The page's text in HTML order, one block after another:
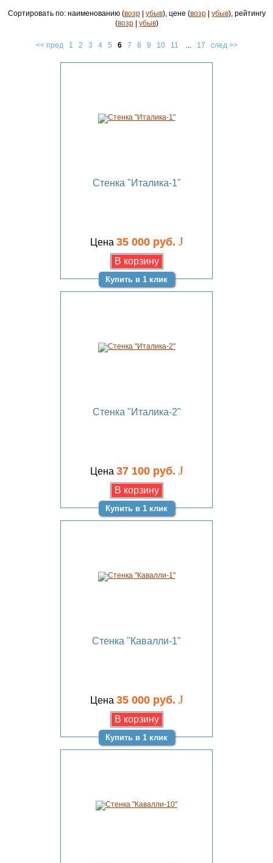
Сортировать по: наименованию (возр| убыв), цене (возр| убыв), рейтингу
(возр| убыв)
<< пред 1 2 3 4 5 6 7 8 9 10 11 ... 17 след >>
Стенка "Италика-1"
Цена 35 000 руб. J
Купить в 1 клик
Стенка "Италика-2"
Цена 37 100 руб. J
Купить в 1 клик
Стенка "Кавалли-1"
Цена 35 000 руб. J
Купить в 1 клик